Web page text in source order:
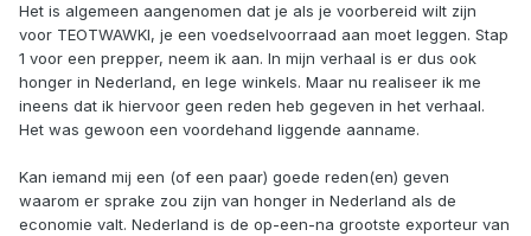
Het is algemeen aangenomen dat je als je voorbereid wilt zijn
voor TEOTWAWKI, je een voedselvoorraad aan moet leggen. Stap
1 voor een prepper, neem ik aan. In mijn verhaal is er dus ook
honger in Nederland, en lege winkels. Maar nu realiseer ik me
ineens dat ik hiervoor geen reden heb gegeven in het verhaal.
Het was gewoon een voordehand liggende aanname.
Kan iemand mij een (of een paar) goede reden(en) geven
waarom er sprake zou zijn van honger in Nederland als de
economie valt. Nederland is de op-een-na grootste exporteur van